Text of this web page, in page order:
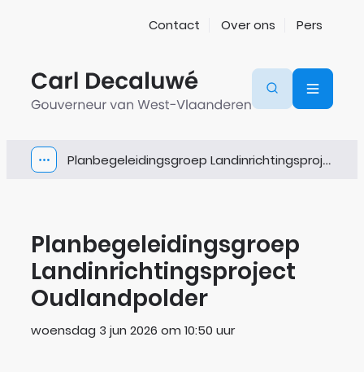
Contact Over ons Pers
Gouverneur van West-Vlaanderen
ZoekenMenu
Toon alle broodkruimel items
Planbegeleidingsgroep Landinrichtingsproject Oudlandpolder
Planbegeleidingsgroep
Landinrichtingsproject
Oudlandpolder
Gepubliceerd op
woensdag 3 jun 2026 om 10:50 uur